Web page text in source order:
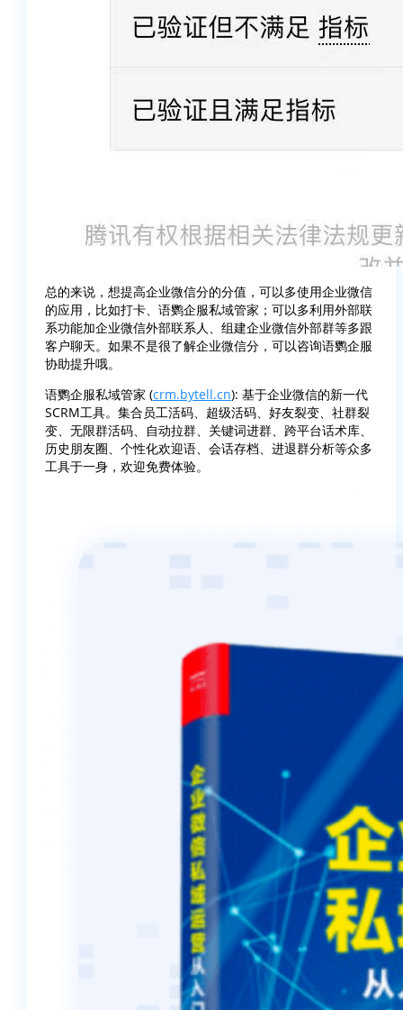
总的来说，想提高企业微信分的分值，可以多使用企业微信
的应用，比如打卡、语鹦企服私域管家；可以多利用外部联
系功能加企业微信外部联系人、组建企业微信外部群等多跟
客户聊天。如果不是很了解企业微信分，可以咨询语鹦企服
协助提升哦。
语鹦企服私域管家 (crm.bytell.cn): 基于企业微信的新一代
SCRM工具。集合员工活码、超级活码、好友裂变、社群裂
变、无限群活码、自动拉群、关键词进群、跨平台话术库、
历史朋友圈、个性化欢迎语、会话存档、进退群分析等众多
工具于一身，欢迎免费体验。